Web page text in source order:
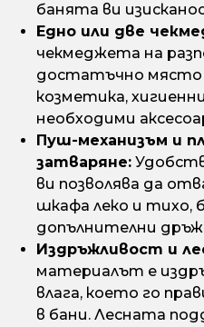
банята ви
Едно или две
чекмеджета на
достатъчно място
козметика,
необходими
Пуш-механизъм и
затваряне:
ви позволява да
шкафа леко и тихо,
допълнителни
Издръжливост и
материалът е
влага, което го
в бани. Лесната